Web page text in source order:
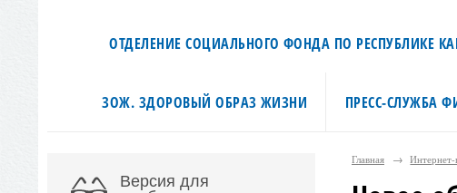
ОТДЕЛЕНИЕ СОЦИАЛЬНОГО ФОНДА ПО РЕСПУБЛИКЕ
ЗОЖ. ЗДОРОВЫЙ ОБРАЗ ЖИЗНИ ПРЕСС-СЛУЖБА
Версия для
Главная →